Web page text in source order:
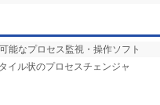
能なプロセス監視・操作ソフト
イル状のプロセスチェンジャ